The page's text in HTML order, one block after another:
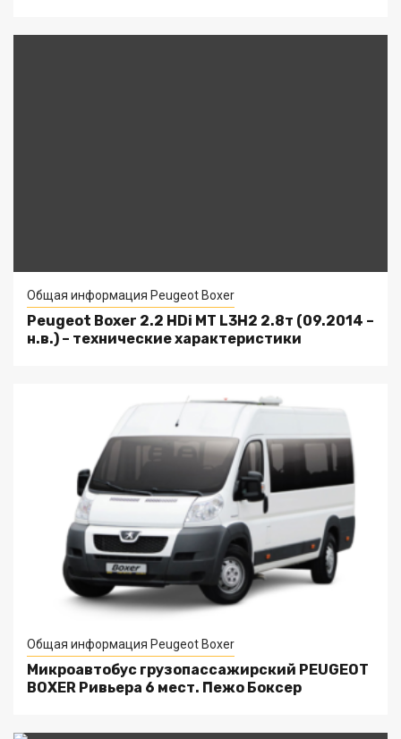
Общая информация Peugeot Boxer
Peugeot Boxer 2.2 HDi MT L3H2 2.8т (09.2014 –
н.в.) – технические характеристики
Общая информация Peugeot Boxer
Микроавтобус грузопассажирский PEUGEOT
BOXER Ривьера 6 мест. Пежо Боксер